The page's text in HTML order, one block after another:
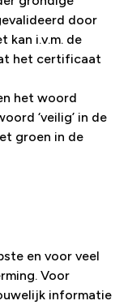
door
kan i.v.m. de
het certificaat
het woord
‘veilig’ in de
groen in de
en voor veel
Voor
informatie